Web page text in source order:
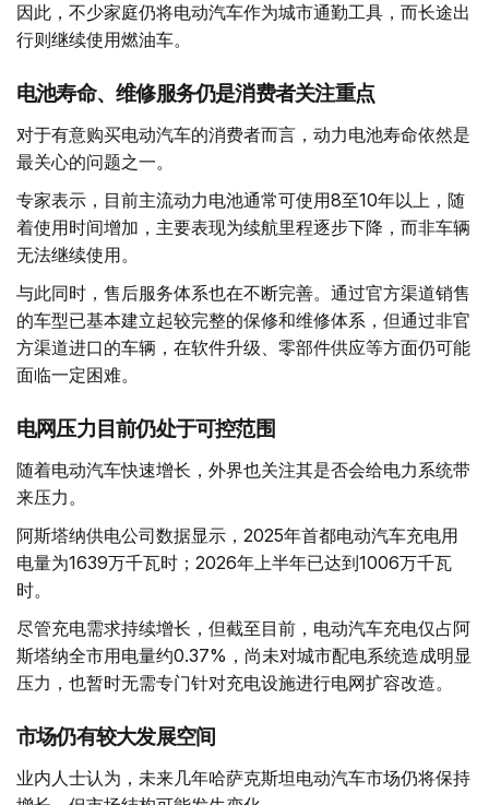
因此，不少家庭仍将电动汽车作为城市通勤工具，而长途出
行则继续使用燃油车。
电池寿命、维修服务仍是消费者关注重点
对于有意购买电动汽车的消费者而言，动力电池寿命依然是
最关心的问题之一。
专家表示，目前主流动力电池通常可使用8至10年以上，随
着使用时间增加，主要表现为续航里程逐步下降，而非车辆
无法继续使用。
与此同时，售后服务体系也在不断完善。通过官方渠道销售
的车型已基本建立起较完整的保修和维修体系，但通过非官
方渠道进口的车辆，在软件升级、零部件供应等方面仍可能
面临一定困难。
电网压力目前仍处于可控范围
随着电动汽车快速增长，外界也关注其是否会给电力系统带
来压力。
阿斯塔纳供电公司数据显示，2025年首都电动汽车充电用
电量为1639万千瓦时；2026年上半年已达到1006万千瓦
时。
尽管充电需求持续增长，但截至目前，电动汽车充电仅占阿
斯塔纳全市用电量约0.37%，尚未对城市配电系统造成明显
压力，也暂时无需专门针对充电设施进行电网扩容改造。
市场仍有较大发展空间
业内人士认为，未来几年哈萨克斯坦电动汽车市场仍将保持